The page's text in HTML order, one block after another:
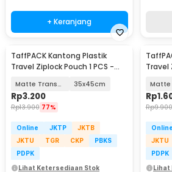
+ Keranjang
TaffPACK Kantong Plastik
Travel Ziplock Pouch 1 PCS -
Matte Transparant 35x45cm
Rp3.200
Rp13.900 77%
Online JKTP
JKTB
JKTU
TGR CKP
PBKS
PDPK
Lihat Ketersediaan Stok
Travel
Rp
Rp9.900
Online
JKTU
PDPK
Lihat